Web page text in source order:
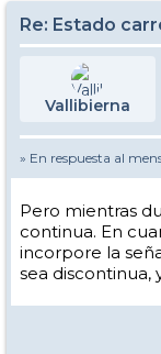
Re: Estado
Vallibierna
» En respuesta al
Pero mientras
continua. En
incorpore la
sea discontinua,